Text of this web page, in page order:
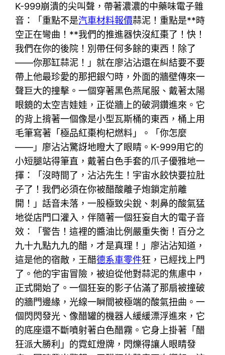
K-999崩潰的尖叫聲，帶著濃濃的中藥味電子雜
音：「重點不是汽車材料報價蒜泥！重點是**時
空正在彎曲！**我們的推進器快沒紅棗了！快！
我們在你的後院！別帶任何多餘的東西！除了
——你那缸蒜泥！」就在廖沾沾還在糾結要不要
帶上他最珍愛的那把銀勺時，外面的牆壁傳來一
聲巨大的撞擊。一個穿著黑色燕尾服、戴著太陽
眼鏡的太空吉娃娃，正從牆上的破洞鑽進來。它
的背上揹著一個像是小型瓦斯桶的東西，桶上用
毛筆寫著「極品紅棗枸杞燃料」。「你怎麼
——」廖沾沾驚訝地瞪大了眼睛。K-999用它的
小短腿站得筆直，戴著白色手套的爪子優雅地一
揮：「沒時間了，沾沾先生！宇宙水餃快要拉肚
子了！我們必須在你被醋酸離子炮鎖定前離
開！」話音未落，一股極致尖銳、刺鼻的酸氣猛
地從店門口灌入，伴隨著一個狂妄自大的電子音
效：「警告！這裡的醬油比例嚴重失衡！百分之
九十九點九九的醋，才是真理！」廖沾沾知道，
這是他的宿敵，王醋德系車零件狂，已經找上門
了。他的宇宙冒險，被迫從他對蒜泥的焦慮中，
正式開始了。一個狂妄的影子佔滿了那扇被撞破
的牆門邊緣，光線一瞬間被極端的酸氣扭曲。一
個閃閃發光、像醋罐的機器人緩緩漂浮進來，它
的底座還不斷噴射著白色醋霧。它身上掛著「醋
狂派大勝利」的霓虹燈牌，閃爍得讓人眼睛發